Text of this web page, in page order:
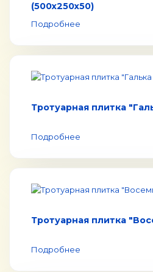
(500х250х50)
Подробнее
Тротуарная плитка
Подробнее
Тротуарная плитка
Подробнее